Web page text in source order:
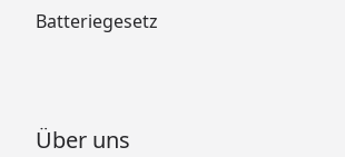
Batteriegesetz
Über uns